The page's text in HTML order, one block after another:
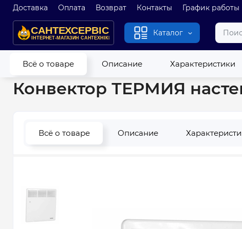
Доставка Оплата Возврат Контакты График работы
Каталог
Всё о товаре Описание Характеристики
Главная Обогреватели Конвекторы электрические
Конвектор ТЕРМИЯ
Всё о товаре Описание